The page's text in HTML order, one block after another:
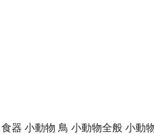
食器 小動物 鳥 小動物全般 小